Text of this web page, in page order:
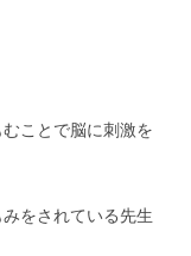
ことで脳に刺激を
をされている先生